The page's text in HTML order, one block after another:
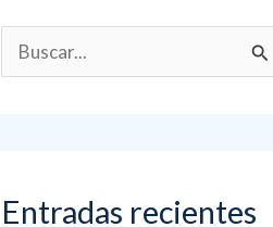
u
Entradas recientes